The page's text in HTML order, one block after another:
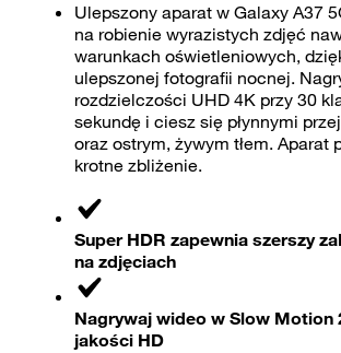
Ulepszony aparat w Galaxy A37
na robienie wyrazistych zdjęć
warunkach oświetleniowych,
ulepszonej fotografii nocnej.
rozdzielczości UHD 4K przy 30
sekundę i ciesz się płynnymi
oraz ostrym, żywym tłem. Aparat
krotne zbliżenie.
Super HDR zapewnia szerszy
na zdjęciach
Nagrywaj wideo w Slow Motion
jakości HD